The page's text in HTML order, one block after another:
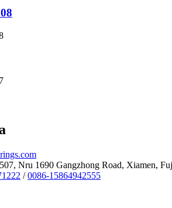
Nru 1690 Gangzhong Road, Xiamen,
/0086-15864942555